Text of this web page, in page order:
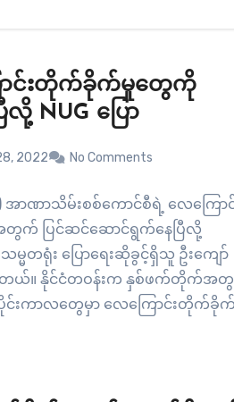
ာင်းတိုက်ခိုက်မှုတွေကို
NUG ပြော
2022 No Comments
အာဏာသိမ်းစစ်ကောင်စီရဲ့ လေကြောင်
ပြင်ဆင်ဆောင်ရွက်နေပြီလို့
မတရုံး ပြောရေးဆိုခွင့်ရှိသူ ဦးကျော်
တယ်။ နိုင်ငံတဝန်းက နှစ်ဖက်တိုက်အတွ
းကာလတွေမှာ လေကြောင်းတိုက်ခို
င်းကျေးရွာရှိ…